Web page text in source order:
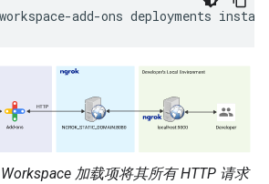
workspace-add-ons deployments install
加载项将其所有 HTTP 请求